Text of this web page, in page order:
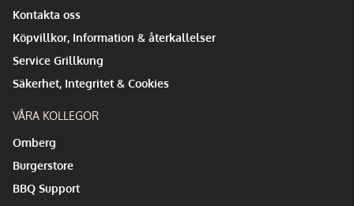
Kontakta oss
Köpvillkor, Information & återkallelser
Service Grillkung
Säkerhet, Integritet & Cookies
VÅRA KOLLEGOR
Omberg
Burgerstore
BBQ Support